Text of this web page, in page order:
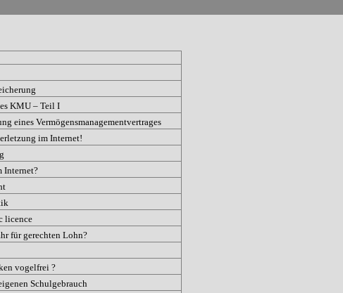
KMU – Teil I
eines Vermögensmanagementvertrages
im Internet!
Internet?
licence
für gerechten Lohn?
vogelfrei ?
Schulgebrauch